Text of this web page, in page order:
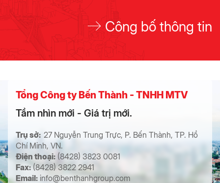
Công bố thông tin
Tổng Công ty Bến Thành - TNHH MTV
Tầm nhìn mới - Giá trị mới.
Trụ sở: 27 Nguyễn Trung Trực, P. Bến Thành, TP. Hồ
Chí Minh, VN.
Điện thoại: (8428) 3823 0081
Fax:(8428) 3822 2941
Email: info@benthanhgroup.com